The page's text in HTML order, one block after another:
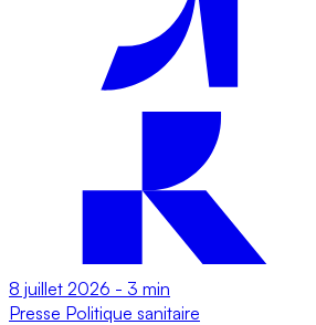
8 juillet 2026 - 3 min
Presse Politique sanitaire